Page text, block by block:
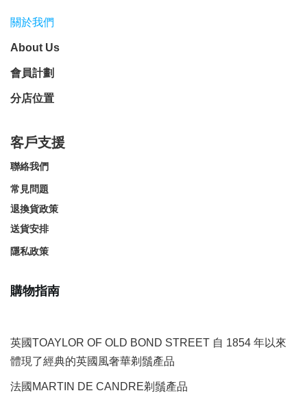
關於我們
About Us
會員計劃
分店位置
客戶支援
聯絡我們
常見問題
退換貨政策
送貨安排
隱私政策
購物指南
英國TOAYLOR OF OLD BOND STREET 自 1854 年以來
體現了經典的英國風奢華剃鬚產品
法國MARTIN DE CANDRE剃鬚產品